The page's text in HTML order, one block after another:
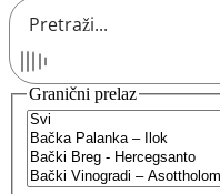
Granični prelaz